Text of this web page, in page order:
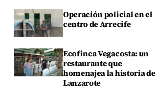
Operación policial en el
centro de Arrecife
Ecofinca Vegacosta: un
restaurante que
homenajea la historia de
Lanzarote